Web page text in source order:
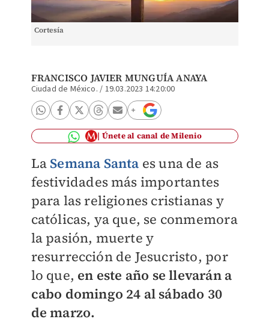
Cortesía
FRANCISCO JAVIER MUNGUÍA ANAYA
Ciudad de México. / 19.03.2023 14:20:00
Únete al canal de Milenio
La Semana Santa es una de as
festividades más importantes
para las religiones cristianas y
católicas, ya que, se conmemora
la pasión, muerte y
resurrección de Jesucristo, por
lo que, en este año se llevarán a
cabo domingo 24 al sábado 30
de marzo.